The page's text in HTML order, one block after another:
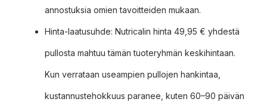
annostuksia omien tavoitteiden mukaan.
Hinta-laatusuhde: Nutricalin hinta 49,95 € yhdestä
pullosta mahtuu tämän tuoteryhmän keskihintaan.
Kun verrataan useampien pullojen hankintaa,
kustannustehokkuus paranee, kuten 60–90 päivän